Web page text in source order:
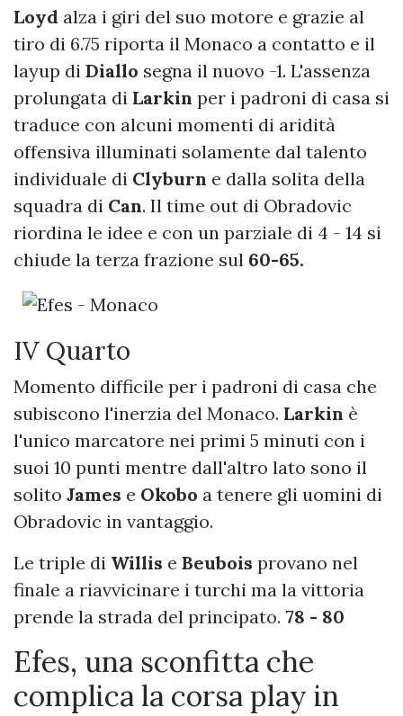
Loyd alza i giri del suo motore e grazie al
tiro di 6.75 riporta il Monaco a contatto e il
layup di Diallo segna il nuovo -1. L'assenza
prolungata di Larkin per i padroni di casa si
traduce con alcuni momenti di aridità
offensiva illuminati solamente dal talento
individuale di Clyburn e dalla solita della
squadra di Can. Il time out di Obradovic
riordina le idee e con un parziale di 4 - 14 si
chiude la terza frazione sul 60-65.
IV Quarto
Momento difficile per i padroni di casa che
subiscono l'inerzia del Monaco. Larkin è
l'unico marcatore nei primi 5 minuti con i
suoi 10 punti mentre dall'altro lato sono il
solito James e Okobo a tenere gli uomini di
Obradovic in vantaggio.
Le triple di Willis e Beubois provano nel
finale a riavvicinare i turchi ma la vittoria
prende la strada del principato. 78 - 80
Efes, una sconfitta che
complica la corsa play in